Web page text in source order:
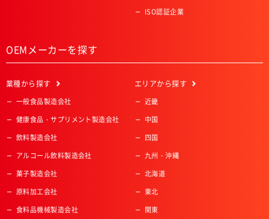
ISO認証企業
OEMメーカーを探す
業種から探す
一般食品製造会社
健康食品・サプリメント製造会社
飲料製造会社
アルコール飲料製造会社
菓子製造会社
原料加工会社
食料品機械製造会社
エリアから探す
近畿
中国
四国
九州・沖縄
北海道
東北
関東